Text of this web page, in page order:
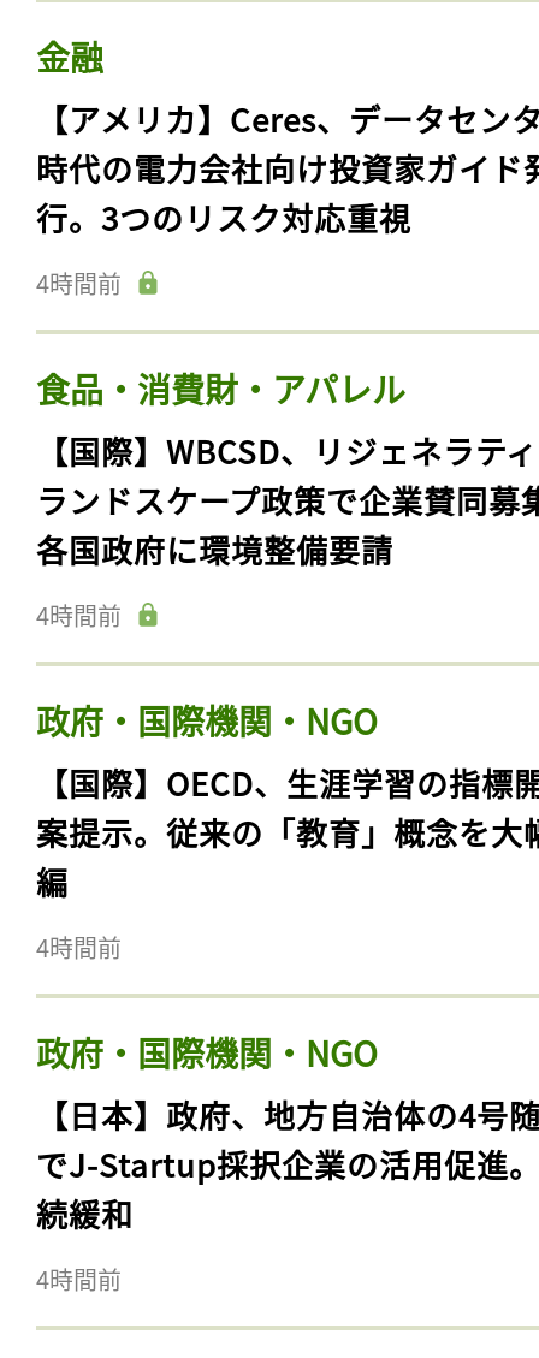
金融
【アメリカ】Ceres、データセン
時代の電力会社向け投資家ガイド
行。3つのリスク対応重視
4時間前
食品・消費財・アパレル
【国際】WBCSD、リジェネラテ
ランドスケープ政策で企業賛同募
各国政府に環境整備要請
4時間前
政府・国際機関・NGO
【国際】OECD、生涯学習の指標
案提示。従来の「教育」概念を大
編
4時間前
政府・国際機関・NGO
【日本】政府、地方自治体の4号
でJ-Startup採択企業の活用促進
続緩和
4時間前